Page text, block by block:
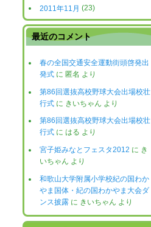
2011年11月 (23)
最近のコメント
春の全国交通安全運動街頭啓発出
発式に 匿名 より
第86回選抜高校野球大会出場校壮
行式に きいちゃん より
第86回選抜高校野球大会出場校壮
行式に はる より
宮子姫みなとフェスタ2012 に き
いちゃん より
和歌山大学附属小学校紀の国わか
やま国体・紀の国わかやま大会ダ
ンス披露に きいちゃん より